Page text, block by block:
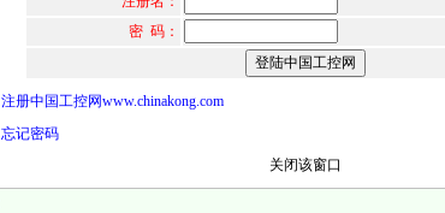
密 码：
注册中国工控网www.chinakong.com
忘记密码
关闭该窗口